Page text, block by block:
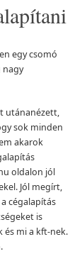
egy csomó
nagy
utánanézett,
sok minden
akarok
oldalon jól
Jól megírt,
cégalapítás
is
és mi a kft-nek.